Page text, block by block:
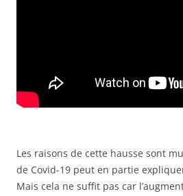
Les raisons de cette hausse sont
de Covid-19 peut en partie
Mais cela ne suffit pas car